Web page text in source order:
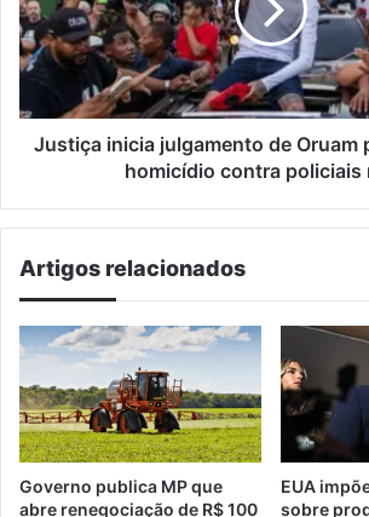
Oruam
por
tentativa
homicídio
contra
Justiça inicia julgamento de Oruam
homicídio contra policiais
Artigos relacionados
Governo publica MP que
abre renegociação de R$ 100
EUA
sobre